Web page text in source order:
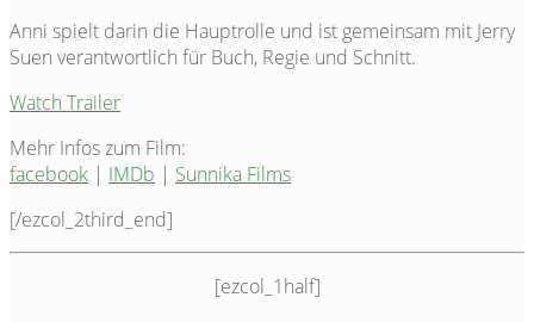
Anni spielt darin die Hauptrolle und ist gemeinsam mit Jerry
Suen verantwortlich für Buch, Regie und Schnitt.
Watch Trailer
Mehr Infos zum Film:
facebook | IMDb | Sunnika Films
[/ezcol_2third_end]
[ezcol_1half]